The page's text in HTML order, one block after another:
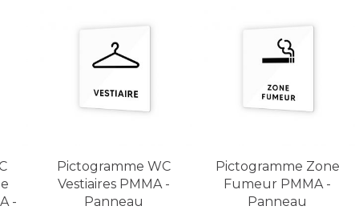
-
Pictogramme WC
Vestiaires PMMA -
Panneau
Pictogramme Zone
Fumeur PMMA -
Panneau